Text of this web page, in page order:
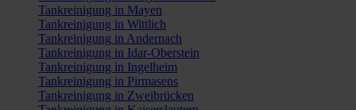
Tankreinigung in Mayen
Tankreinigung in Wittlich
Tankreinigung in Andernach
Tankreinigung in Idar-Oberstein
Tankreinigung in Ingelheim
Tankreinigung in Pirmasens
Tankreinigung in Zweibrücken